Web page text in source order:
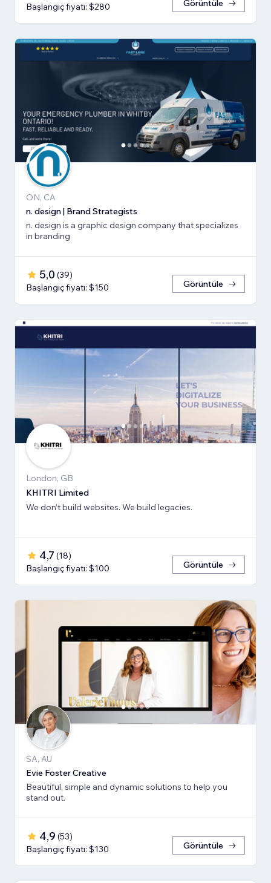
Başlangıç fiyatı: $280
Görüntüle
ON, CA
n. design | Brand Strategists
n. design is a graphic design company that specializes
in branding
5,0 (39)
Başlangıç fiyatı: $150
Görüntüle
London, GB
KHITRI Limited
We don’t build websites. We build legacies.
4,7 (18)
Başlangıç fiyatı: $100
Görüntüle
SA, AU
Evie Foster Creative
Beautiful, simple and dynamic solutions to help you
stand out.
4,9 (53)
Başlangıç fiyatı: $130
Görüntüle